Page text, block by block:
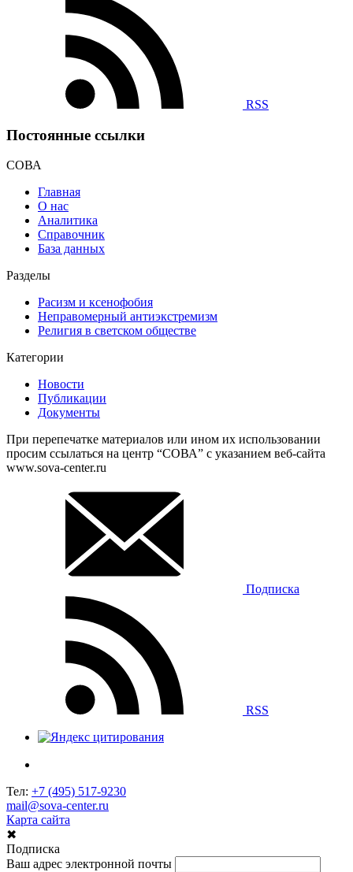
RSS
Постоянные ссылки
СОВА
Главная
О нас
Аналитика
Справочник
База данных
Разделы
Расизм и ксенофобия
Неправомерный антиэкстремизм
Религия в светском обществе
Категории
Новости
Публикации
Документы
При перепечатке материалов или ином их использовании
просим ссылаться на центр “СОВА” с указанием веб-сайта
www.sova-center.ru
Подписка
RSS
Тел: +7 (495) 517-9230
mail@sova-center.ru
Карта сайта
✖
Подписка
Ваш адрес электронной почты